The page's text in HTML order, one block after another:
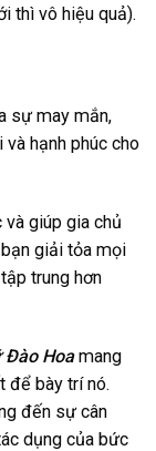
thì vô hiệu quả).
sự may mắn,
hạnh phúc cho
giúp gia chủ
giải tỏa mọi
trung hơn
Đào Hoamang
để bày trí nó.
đến sự cân
dụng của bức